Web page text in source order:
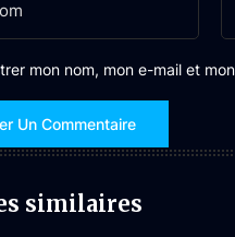
mon nom, mon e-mail et
similaires